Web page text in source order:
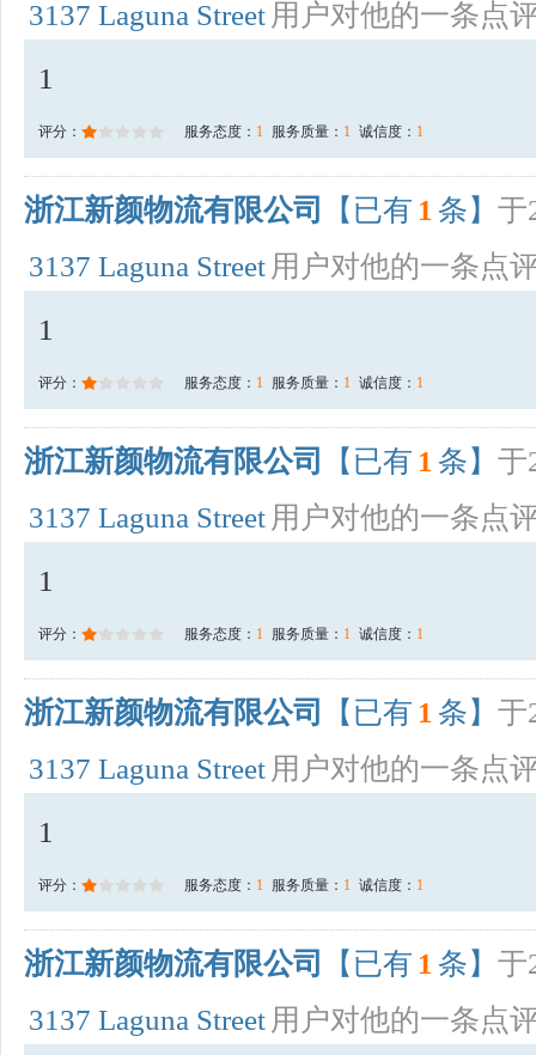
3137 Laguna Street 用户对他的一条点
1
评分： 服务态度： 1 服务质量： 1 诚信度： 1
浙江新颜物流有限公司 【已有 1 条】 于
3137 Laguna Street 用户对他的一条点
1
评分： 服务态度： 1 服务质量： 1 诚信度： 1
浙江新颜物流有限公司 【已有 1 条】 于
3137 Laguna Street 用户对他的一条点
1
评分： 服务态度： 1 服务质量： 1 诚信度： 1
浙江新颜物流有限公司 【已有 1 条】 于
3137 Laguna Street 用户对他的一条点
1
评分： 服务态度： 1 服务质量： 1 诚信度： 1
浙江新颜物流有限公司 【已有 1 条】 于
3137 Laguna Street 用户对他的一条点